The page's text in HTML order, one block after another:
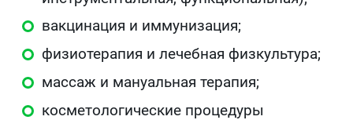
вакцинация и иммунизация;
физиотерапия и лечебная физкультура;
массаж и мануальная терапия;
косметологические процедуры